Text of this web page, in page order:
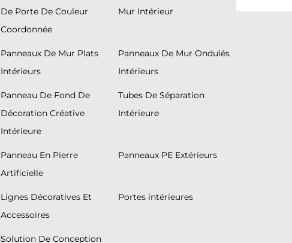
De Porte De Couleur
Coordonnée
Mur Intérieur
Panneaux De Mur Plats
Intérieurs
Panneaux De Mur Ondulés
Intérieurs
Panneau De Fond De
Décoration Créative
Intérieure
Tubes De Séparation
Intérieure
Panneau En Pierre
Artificielle
Panneaux PE Extérieurs
Lignes Décoratives Et
Accessoires
Portes intérieures
Solution De Conception